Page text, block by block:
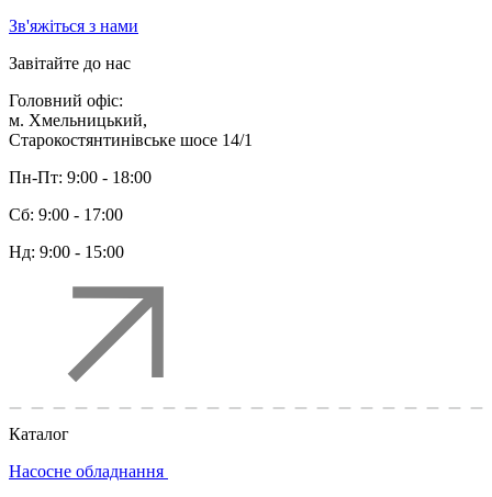
Зв'яжіться з нами
Завітайте до нас
Головний офіс:
м. Хмельницький,
Старокостянтинівське шосе 14/1
Пн-Пт: 9:00 - 18:00
Сб: 9:00 - 17:00
Нд: 9:00 - 15:00
Каталог
Насосне обладнання